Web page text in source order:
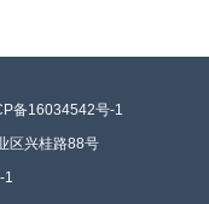
备16034542号-1
区兴桂路88号
1